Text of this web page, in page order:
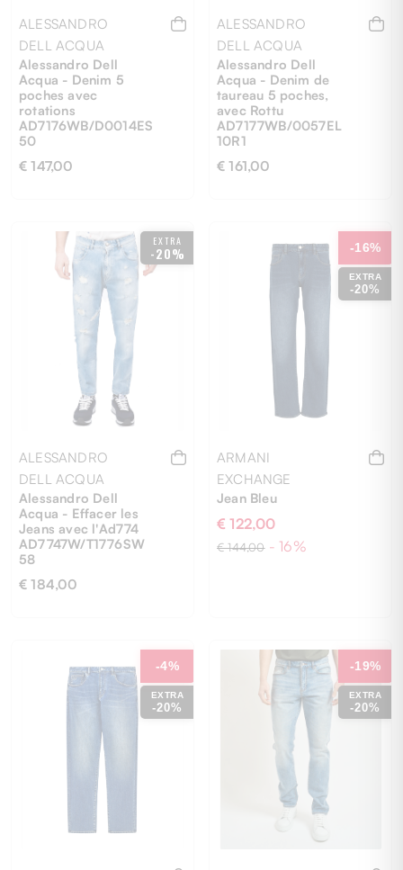
29 38
ALESSANDRO
DELL ACQUA
Alessandro Dell
Acqua - Denim 5
poches avec
rotations
AD7176WB/D0014ES
50
€ 147,00 29 38
ALESSANDRO
DELL ACQUA
Alessandro Dell
Acqua - Denim de
taureau 5 poches,
avec Rottu
AD7177WB/0057EL
10R1
€ 161,00
EXTRA
-20%
ALESSANDRO
DELL ACQUA
Alessandro Dell
Acqua - Effacer les
Jeans avec l'Ad774
AD7747W/T1776SW
58
€ 184,00
EXTRA
-20%
-16%
ARMANI
EXCHANGE
Jean Bleu
€ 122,00
€ 144,00 - 16%
EXTRA
-20%
-4%
EXTRA
-20%
-19%